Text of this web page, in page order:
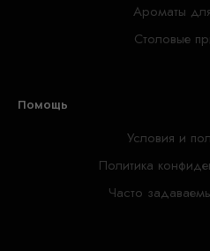
Ароматы
Столовые
Помощь
Условия и
Политика
Часто